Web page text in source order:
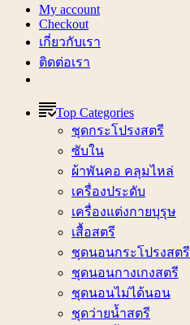
My account
Checkout
เกี่ยวกับเรา
ติดต่อเรา
Top Categories
ชุดกระโปรงสตรี
ซับใน
ผ้าพันคอ คลุมไหล่
เครื่องประดับ
เครื่องแต่งกายบุรุษ
เสื้อสตรี
ชุดนอนกระโปรงสตรี
ชุดนอนกางเกงสตรี
ชุดนอนไม่ได้นอน
ชุดว่ายน้ำสตรี